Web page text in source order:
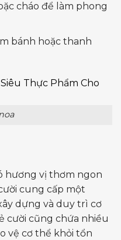
cháo để làm phong
bánh hoặc thanh
hương vị thơm ngon
cung cấp một
dựng và duy trì cơ
cười cũng chứa nhiều
vệ cơ thể khỏi tổn